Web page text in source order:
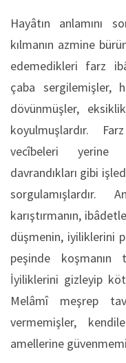
Hayâtın anlamını
kılmanın azmine
edemedikleri farz
çaba sergilemişler,
dövünmüşler,
koyulmuşlardır.
vecîbeleri yerine
davrandıkları gibi
sorgulamışlardır.
karıştırmanın,
düşmenin, iyiliklerini
peşinde koşmanın
İyiliklerini gizleyip
Melâmî meşrep
vermemişler,
amellerine